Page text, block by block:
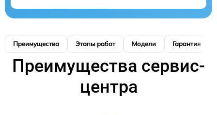
Преимущества Этапы работ Модели Гарантия
Преимущества сервис-
центра